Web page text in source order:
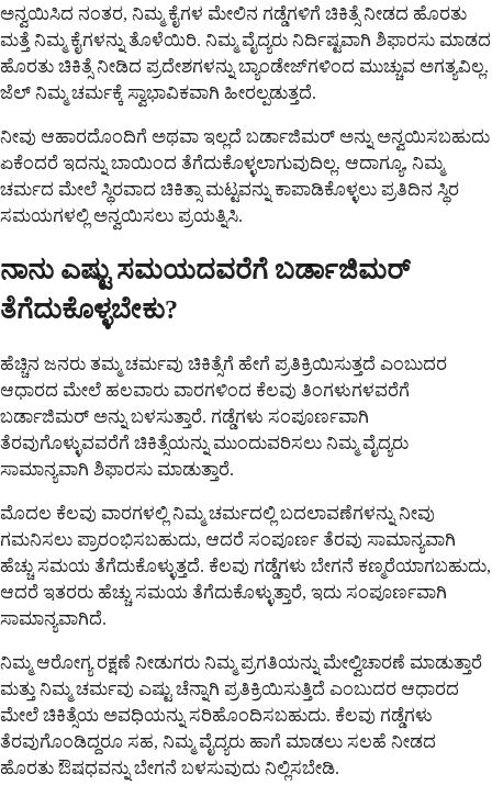
ಅನ್ವಯಿಸಿದ ನಂತರ, ನಿಮ್ಮ ಕೈಗಳ ಮೇಲಿನ ಗಡ್ಡೆಗಳಿಗೆ ಚಿಕಿತ್ಸೆ ನೀಡದ ಹೊರತು
ಮತ್ತೆ ನಿಮ್ಮ ಕೈಗಳನ್ನು ತೊಳೆಯಿರಿ. ನಿಮ್ಮ ವೈದ್ಯರು ನಿರ್ದಿಷ್ಟವಾಗಿ ಶಿಫಾರಸು ಮಾಡದ
ಹೊರತು ಚಿಕಿತ್ಸೆ ನೀಡಿದ ಪ್ರದೇಶಗಳನ್ನು ಬ್ಯಾಂಡೇಜ್‌ಗಳಿಂದ ಮುಚ್ಚುವ ಅಗತ್ಯವಿಲ್ಲ.
ಜೆಲ್ ನಿಮ್ಮ ಚರ್ಮಕ್ಕೆ ಸ್ವಾಭಾವಿಕವಾಗಿ ಹೀರಲ್ಪಡುತ್ತದೆ.
ನೀವು ಆಹಾರದೊಂದಿಗೆ ಅಥವಾ ಇಲ್ಲದೆ ಬರ್ಡಾಜಿಮರ್ ಅನ್ನು ಅನ್ವಯಿಸಬಹುದು
ಏಕೆಂದರೆ ಇದನ್ನು ಬಾಯಿಂದ ತೆಗೆದುಕೊಳ್ಳಲಾಗುವುದಿಲ್ಲ. ಆದಾಗ್ಯೂ, ನಿಮ್ಮ
ಚರ್ಮದ ಮೇಲೆ ಸ್ಥಿರವಾದ ಚಿಕಿತ್ಸಾ ಮಟ್ಟವನ್ನು ಕಾಪಾಡಿಕೊಳ್ಳಲು ಪ್ರತಿದಿನ ಸ್ಥಿರ
ಸಮಯಗಳಲ್ಲಿ ಅನ್ವಯಿಸಲು ಪ್ರಯತ್ನಿಸಿ.
ನಾನು ಎಷ್ಟು ಸಮಯದವರೆಗೆ ಬರ್ಡಾಜಿಮರ್
ತೆಗೆದುಕೊಳ್ಳಬೇಕು?
ಹೆಚ್ಚಿನ ಜನರು ತಮ್ಮ ಚರ್ಮವು ಚಿಕಿತ್ಸೆಗೆ ಹೇಗೆ ಪ್ರತಿಕ್ರಿಯಿಸುತ್ತದೆ ಎಂಬುದರ
ಆಧಾರದ ಮೇಲೆ ಹಲವಾರು ವಾರಗಳಿಂದ ಕೆಲವು ತಿಂಗಳುಗಳವರೆಗೆ
ಬರ್ಡಾಜಿಮರ್ ಅನ್ನು ಬಳಸುತ್ತಾರೆ. ಗಡ್ಡೆಗಳು ಸಂಪೂರ್ಣವಾಗಿ
ತೆರವುಗೊಳ್ಳುವವರೆಗೆ ಚಿಕಿತ್ಸೆಯನ್ನು ಮುಂದುವರಿಸಲು ನಿಮ್ಮ ವೈದ್ಯರು
ಸಾಮಾನ್ಯವಾಗಿ ಶಿಫಾರಸು ಮಾಡುತ್ತಾರೆ.
ಮೊದಲ ಕೆಲವು ವಾರಗಳಲ್ಲಿ ನಿಮ್ಮ ಚರ್ಮದಲ್ಲಿ ಬದಲಾವಣೆಗಳನ್ನು ನೀವು
ಗಮನಿಸಲು ಪ್ರಾರಂಭಿಸಬಹುದು, ಆದರೆ ಸಂಪೂರ್ಣ ತೆರವು ಸಾಮಾನ್ಯವಾಗಿ
ಹೆಚ್ಚು ಸಮಯ ತೆಗೆದುಕೊಳ್ಳುತ್ತದೆ. ಕೆಲವು ಗಡ್ಡೆಗಳು ಬೇಗನೆ ಕಣ್ಮರೆಯಾಗಬಹುದು,
ಆದರೆ ಇತರರು ಹೆಚ್ಚು ಸಮಯ ತೆಗೆದುಕೊಳ್ಳುತ್ತಾರೆ, ಇದು ಸಂಪೂರ್ಣವಾಗಿ
ಸಾಮಾನ್ಯವಾಗಿದೆ.
ನಿಮ್ಮ ಆರೋಗ್ಯ ರಕ್ಷಣೆ ನೀಡುಗರು ನಿಮ್ಮ ಪ್ರಗತಿಯನ್ನು ಮೇಲ್ವಿಚಾರಣೆ ಮಾಡುತ್ತಾರೆ
ಮತ್ತು ನಿಮ್ಮ ಚರ್ಮವು ಎಷ್ಟು ಚೆನ್ನಾಗಿ ಪ್ರತಿಕ್ರಿಯಿಸುತ್ತಿದೆ ಎಂಬುದರ ಆಧಾರದ
ಮೇಲೆ ಚಿಕಿತ್ಸೆಯ ಅವಧಿಯನ್ನು ಸರಿಹೊಂದಿಸಬಹುದು. ಕೆಲವು ಗಡ್ಡೆಗಳು
ತೆರವುಗೊಂಡಿದ್ದರೂ ಸಹ, ನಿಮ್ಮ ವೈದ್ಯರು ಹಾಗೆ ಮಾಡಲು ಸಲಹೆ ನೀಡದ
ಹೊರತು ಔಷಧವನ್ನು ಬೇಗನೆ ಬಳಸುವುದು ನಿಲ್ಲಿಸಬೇಡಿ.